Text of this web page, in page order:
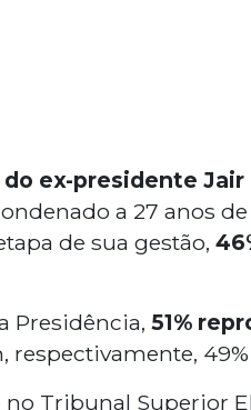
ex-presidente Jair
a 27 anos
de sua gestão,
Presidência, 51%
Tribunal Superior